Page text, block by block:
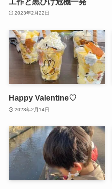
2023年2月22日
Happy Valentine♡
2023年2月14日